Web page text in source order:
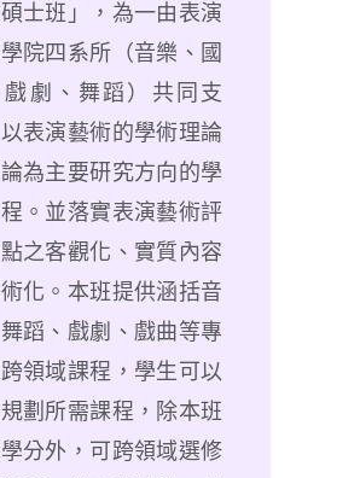
士班」，為一由表演
院四系所（音樂、國
戲劇、舞蹈）共同支
表演藝術的學術理論
為主要研究方向的學
。並落實表演藝術評
之客觀化、實質內容
化。本班提供涵括音
蹈、戲劇、戲曲等專
領域課程，學生可以
劃所需課程，除本班
分外，可跨領域選修